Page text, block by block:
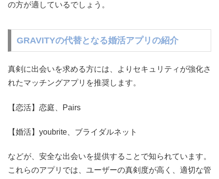
の方が適しているでしょう。
GRAVITYの代替となる婚活アプリの紹介
真剣に出会いを求める方には、よりセキュリティが強化さ
れたマッチングアプリを推奨します。
【恋活】恋庭、Pairs
【婚活】youbrite、ブライダルネット
などが、安全な出会いを提供することで知られています。
これらのアプリでは、ユーザーの真剣度が高く、適切な管